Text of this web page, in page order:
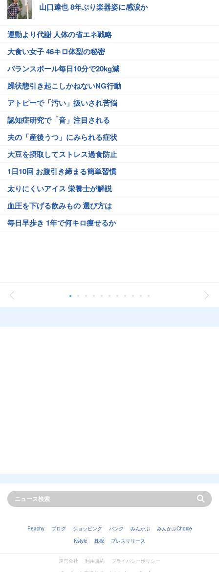
山口達也 8年ぶり楽器姿に感涙か
運動より代謝 人体の省エネ戦略
大食い女子 46キロ体型の秘密
バランスボール毎日10分で20kg減
躁状態引き起こしかねないNG行動
アトピーで「汚い」扱いされ苦悩
認知症研究で「音」注目される
夫の「産後うつ」にみられる症状
大豆を摂取してストレス過食防止
1日10回 お腹引き締まる簡単習慣
太りにくいアイス 栄養士が解説
血圧を下げる飲みもの 選び方は
毎日早歩き 1年で何キロ痩せるか
Peachy ブログ ショッピング バンク みんかぶ
みんかぶChoice
Kstyle
株探 プレスリリース
運営会社 利用規約
プライバシーポリシー